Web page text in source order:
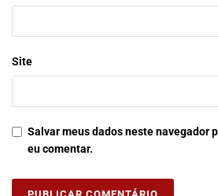
Site
Salvar meus dados neste navegador
eu comentar.